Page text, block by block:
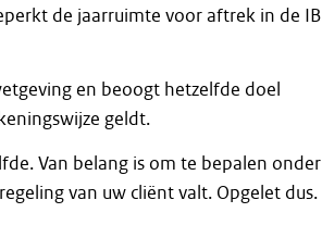
de jaarruimte voor aftrek in de IB
en beoogt hetzelfde doel
geldt.
Van belang is om te bepalen onder
van uw cliënt valt. Opgelet dus.